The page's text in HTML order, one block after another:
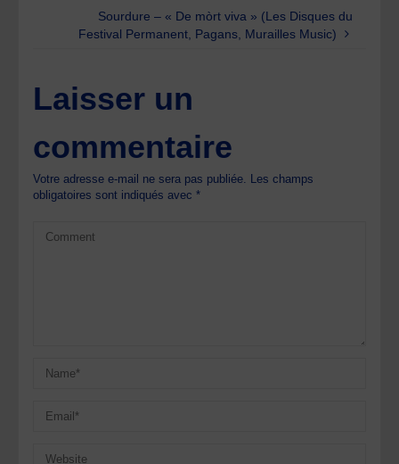
Sourdure – « De mòrt viva » (Les Disques du
Festival Permanent, Pagans, Murailles Music)
Laisser un
commentaire
Votre adresse e-mail ne sera pas publiée. Les champs
obligatoires sont indiqués avec*